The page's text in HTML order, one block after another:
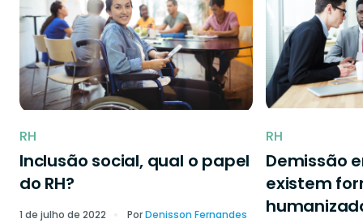
RH
Inclusão social, qual o papel
do RH?
1 de julho de 2022 PorDenisson Fernandes
RH
Demissão
existem